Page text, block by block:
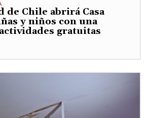
de Chile abrirá Casa
y niños con una
gratuitas